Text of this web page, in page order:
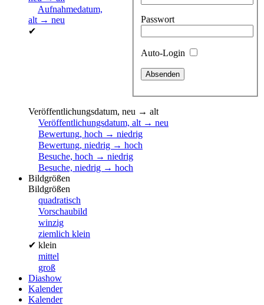
Passwort
Auto-Login
Aufnahmedatum,
alt → neu
✔
Veröffentlichungsdatum, neu → alt
Veröffentlichungsdatum, alt → neu
Bewertung, hoch → niedrig
Bewertung, niedrig → hoch
Besuche, hoch → niedrig
Besuche, niedrig → hoch
Bildgrößen
Bildgrößen
quadratisch
Vorschaubild
winzig
ziemlich klein
✔ klein
mittel
groß
Diashow
Kalender
Kalender